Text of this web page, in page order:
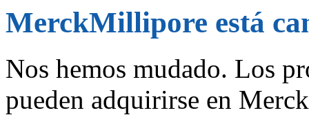
MerckMillipore está
Nos hemos mudado. Los
pueden adquirirse en